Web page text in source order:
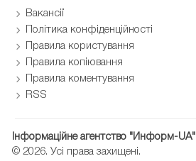
Вакансії
Політика конфіденційності
Правила користування
Правила копіювання
Правила коментування
RSS
Інформаційне агентство "Информ-UA"
© 2026. Усі права захищені.